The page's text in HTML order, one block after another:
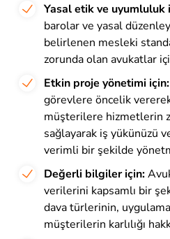
Yasal etik ve uyumluluk
barolar ve yasal
belirlenen mesleki
zorunda olan avukatlar
Etkin proje yönetimi için:
görevlere öncelik
müşterilere hizmetlerin
sağlayarak iş yükünüzü
verimli bir şekilde
Değerli bilgiler için:
verilerini kapsamlı bir
dava türlerinin,
müşterilerin karlılığı